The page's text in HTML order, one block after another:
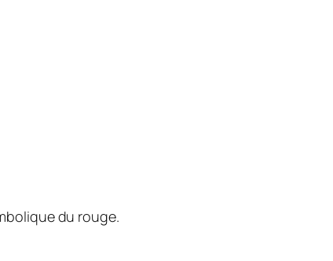
du rouge.